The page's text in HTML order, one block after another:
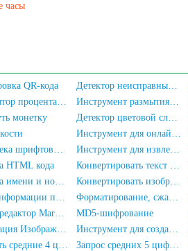
часы
QR-кода Детектор неисправных пикселей экрана
Калькулятор процента жира в теле Инструмент размытия лиц на фотографиях
монетку Детектор цветовой слепоты
Инструмент для онлайн-сравнения текста
Библиотека шрифтовых иконок font-awesome Инструмент для извлечения ключевых слов из текста
HTML кода Конвертировать текст в HTML-сущности
Проверка имени и номера паспорта Конвертировать изображение в Base64-кодирование
Поиск информации по IP-адресу Форматирование, сжатие, шифрование/запутывание кода JS
Онлайн редактор Markdown MD5-шифрование
Конвертация Изображения в Текст Онлайн Инструмент для создания овальных печатей
Запросить средние 4 цифры номера телефона Запрос средних 5 цифр номера телефона